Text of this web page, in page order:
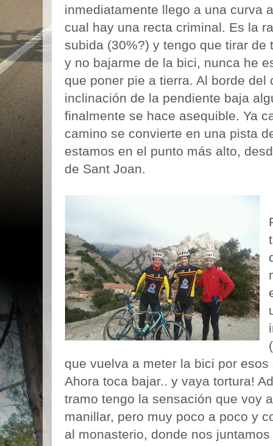
inmediatamente llego a una curva
cual hay una recta criminal. Es la
subida (30%?) y tengo que tirar de
y no bajarme de la bici, nunca he
que poner pie a tierra. Al borde
inclinación de la pendiente baja
finalmente se hace asequible. Ya
camino se convierte en una pista
estamos en el punto más alto,
de Sant Joan.
que vuelva a meter la bici por esos
Ahora toca bajar.. y vaya tortura!
tramo tengo la sensación que voy
manillar, pero muy poco a poco y
al monasterio, donde nos